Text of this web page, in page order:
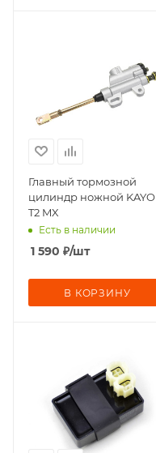
Главный тормозной
цилиндр ножной KAYO
T2 MX
Есть в наличии
1 590 ₽/шт
В КОРЗИНУ